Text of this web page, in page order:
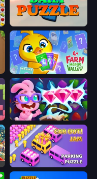
Farm Merge Valley
Skydom: Reforged
Car OUT! Jam Parking Puzzle